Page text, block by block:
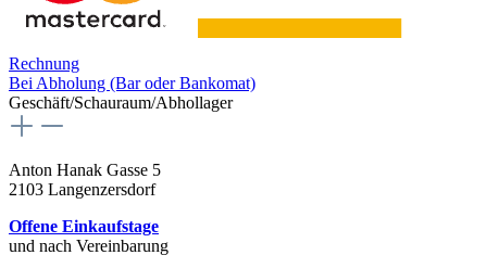
Rechnung
Bei Abholung (Bar oder Bankomat)
Geschäft/Schauraum/Abhollager
Anton Hanak Gasse 5
2103 Langenzersdorf
Offene Einkaufstage
und nach Vereinbarung